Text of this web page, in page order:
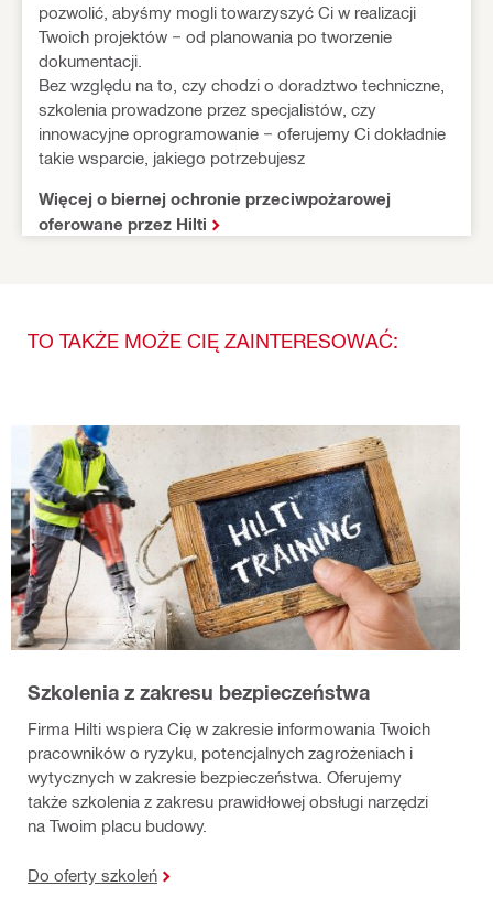
pozwolić, abyśmy mogli towarzyszyć Ci w realizacji
Twoich projektów − od planowania po tworzenie
dokumentacji.
Bez względu na to, czy chodzi o doradztwo techniczne,
szkolenia prowadzone przez specjalistów, czy
innowacyjne oprogramowanie − oferujemy Ci dokładnie
takie wsparcie, jakiego potrzebujesz
Więcej o biernej ochronie przeciwpożarowej
oferowane przez Hilti
TO TAKŻE MOŻE CIĘ ZAINTERESOWAĆ:
Szkolenia z zakresu bezpieczeństwa
Firma Hilti wspiera Cię w zakresie informowania Twoich
pracowników o ryzyku, potencjalnych zagrożeniach i
wytycznych w zakresie bezpieczeństwa. Oferujemy
także szkolenia z zakresu prawidłowej obsługi narzędzi
na Twoim placu budowy.
Do oferty szkoleń